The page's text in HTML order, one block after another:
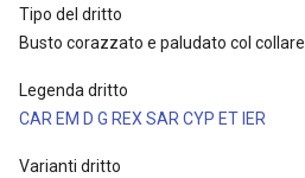
Tipo del dritto
Busto corazzato e paludato col collare
Legenda dritto
CAR EM D G REX SAR CYP ET IER
Varianti dritto